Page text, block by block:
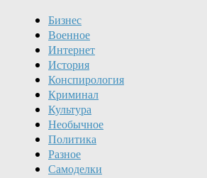
Бизнес
Военное
Интернет
История
Конспирология
Криминал
Культура
Необычное
Политика
Разное
Самоделки